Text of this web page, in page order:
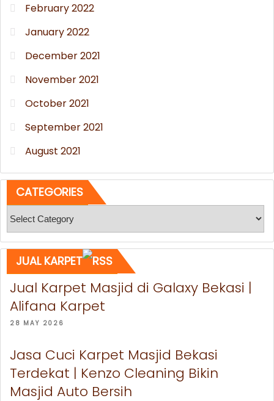
February 2022
January 2022
December 2021
November 2021
October 2021
September 2021
August 2021
CATEGORIES
JUAL KARPET
Jual Karpet Masjid di Galaxy Bekasi |
Alifana Karpet
28 MAY 2026
Jasa Cuci Karpet Masjid Bekasi
Terdekat | Kenzo Cleaning Bikin
Masjid Auto Bersih